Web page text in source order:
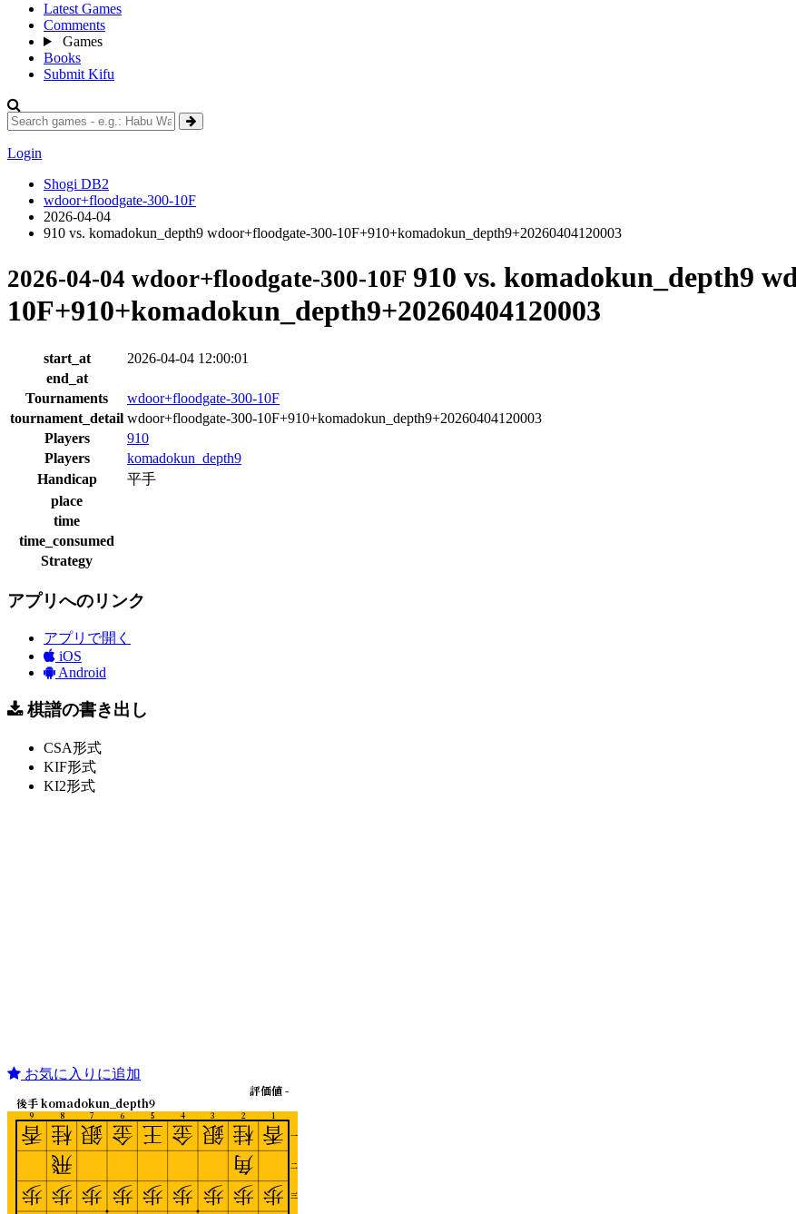
Latest Games
Comments
Games
Books
Submit Kifu
Login
Shogi DB2
wdoor+floodgate-300-10F
2026-04-04
910 vs. komadokun_depth9 wdoor+floodgate-300-10F+910+komadokun_depth9+20260404120003
2026-04-04 wdoor+floodgate-300-10F 910 vs. komadokun_depth9
10F+910+komadokun_depth9+20260404120003
start_at
2026-04-04 12:00:01
end_at
Tournaments
wdoor+floodgate-300-10F
tournament_detail wdoor+floodgate-300-10F+910+komadokun_depth9+20260404120003
Players
910
Players
komadokun_depth9
Handicap
平手
place
time
time_consumed
Strategy
アプリへのリンク
アプリで開く
iOS
Android
棋譜の書き出し
CSA形式
KIF形式
KI2形式
お気に入りに追加
1
2
3
4
5
6
7
8
9
一
二
三
後手 komadokun_depth9
評価値 -
香
歩
桂
角
歩
銀
歩
金
歩
王
歩
金
歩
銀
歩
桂
飛
歩
香
歩